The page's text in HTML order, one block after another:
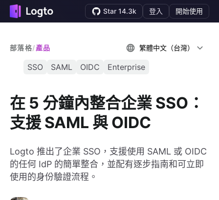
Star 14.3k 登入 開始使用
部落格/產品 繁體中文（台灣）
SSO SAML OIDC Enterprise
在 5 分鐘內整合企業 SSO：
支援 SAML 與 OIDC
Logto 推出了企業 SSO，支援使用 SAML 或 OIDC
的任何 IdP 的簡單整合，並配有逐步指南和可立即
使用的身份驗證流程。